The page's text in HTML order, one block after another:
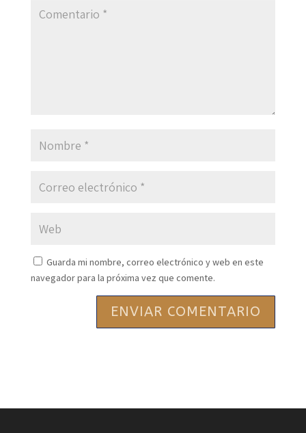
Guarda mi nombre, correo electrónico y web en este
navegador para la próxima vez que comente.